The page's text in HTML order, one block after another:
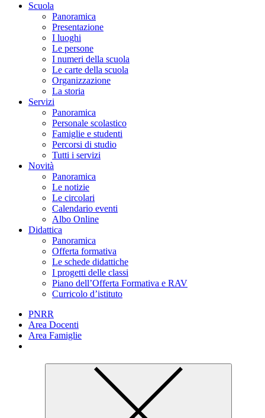
Scuola
Panoramica
Presentazione
I luoghi
Le persone
I numeri della scuola
Le carte della scuola
Organizzazione
La storia
Servizi
Panoramica
Personale scolastico
Famiglie e studenti
Percorsi di studio
Tutti i servizi
Novità
Panoramica
Le notizie
Le circolari
Calendario eventi
Albo Online
Didattica
Panoramica
Offerta formativa
Le schede didattiche
I progetti delle classi
Piano dell’Offerta Formativa e RAV
Curricolo d’istituto
PNRR
Area Docenti
Area Famiglie